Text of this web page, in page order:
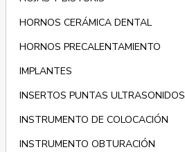
HORNOS CERÁMICA DENTAL
HORNOS PRECALENTAMIENTO
IMPLANTES
INSERTOS PUNTAS ULTRASONIDOS
INSTRUMENTO DE COLOCACIÓN
INSTRUMENTO OBTURACIÓN